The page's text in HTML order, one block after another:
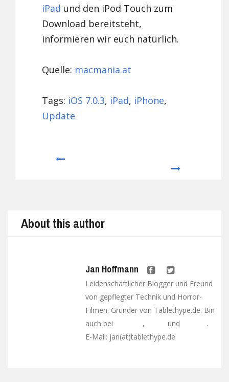
iPad und den iPod Touch zum
Download bereitsteht,
informieren wir euch natürlich.
Quelle: macmania.at
Tags: iOS 7.0.3, iPad, iPhone,
Update
About this author
Jan Hoffmann
Leidenschaftlicher Blogger und Freund
von gepflegter Technik und Horror-
Filmen. Gründer von Tablethype.de. Bin
auch bei
, und
.
E-Mail: jan(at)tablethype.de